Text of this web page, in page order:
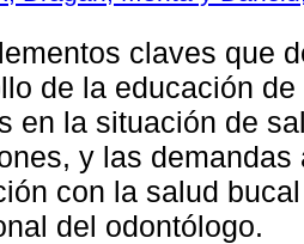
claves que
de la educación
en la situación de
y las
con la salud
del odontólogo.